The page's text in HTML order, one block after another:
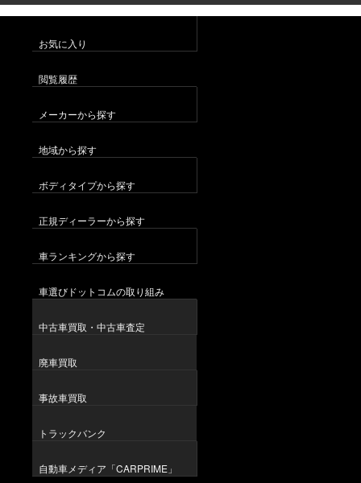
お気に入り
閲覧履歴
メーカーから探す
地域から探す
ボディタイプから探す
正規ディーラーから探す
車ランキングから探す
車選びドットコムの取り組み
中古車買取・中古車査定
廃車買取
事故車買取
トラックバンク
自動車メディア「CARPRIME」